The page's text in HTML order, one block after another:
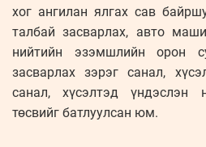
хог ангилан ялгах сав
талбай засварлах, авто
нийтийн эзэмшлийн орон
засварлах зэрэг санал,
санал, хүсэлтэд үндэслэн
төсвийг батлуулсан юм.